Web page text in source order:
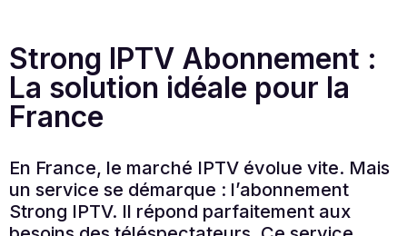
Strong IPTV Abonnement :
La solution idéale pour la
France
En France, le marché IPTV évolue vite. Mais
un service se démarque : l’abonnement
Strong IPTV. Il répond parfaitement aux